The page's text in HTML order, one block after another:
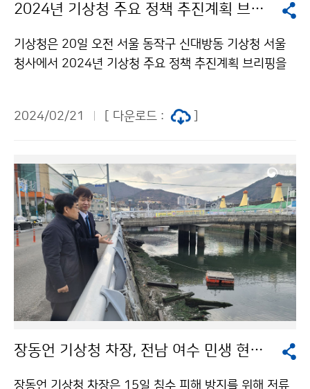
2024년 기상청 주요 정책 추진계획 브리핑
기상청은 20일 오전 서울 동작구 신대방동 기상청 서울
청사에서 2024년 기상청 주요 정책 추진계획 브리핑을
2024/02/21 [ 다운로드 :
장동언 기상청 차장, 전남 여수 민생 현장 방문
장동언 기상청 차장은 15일 침수 피해 방지를 위해 저류